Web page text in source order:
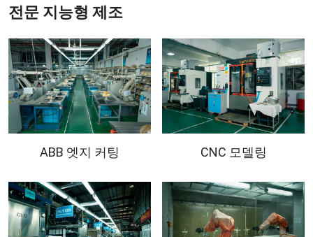
전문 지능형 제조
ABB 엣지 커팅 CNC 모델링